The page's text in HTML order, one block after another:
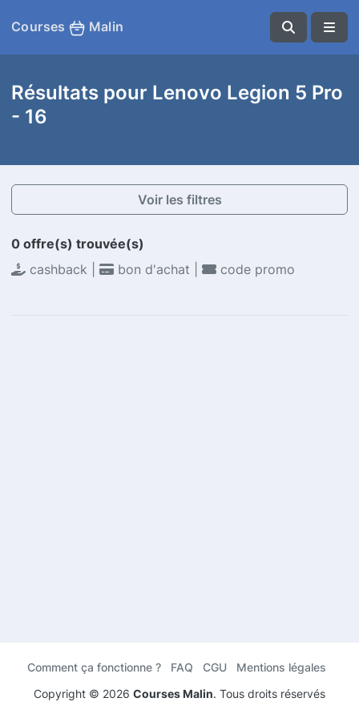
Courses Malin
Résultats pour Lenovo Legion 5 Pro
- 16
Voir les filtres
0 offre(s) trouvée(s)
cashback |
bon d'achat | code promo
Comment ça fonctionne ? FAQ CGU
Mentions légales
Copyright © 2026 Courses Malin. Tous droits réservés